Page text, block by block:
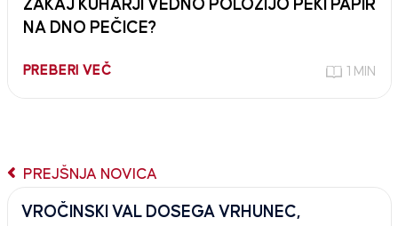
ZAKAJ KUHARJI VEDNO POLOŽIJO PEKI PAPIR
NA DNO PEČICE?
PREBERI VEČ 1 MIN
PREJŠNJA NOVICA
VROČINSKI VAL DOSEGA VRHUNEC,